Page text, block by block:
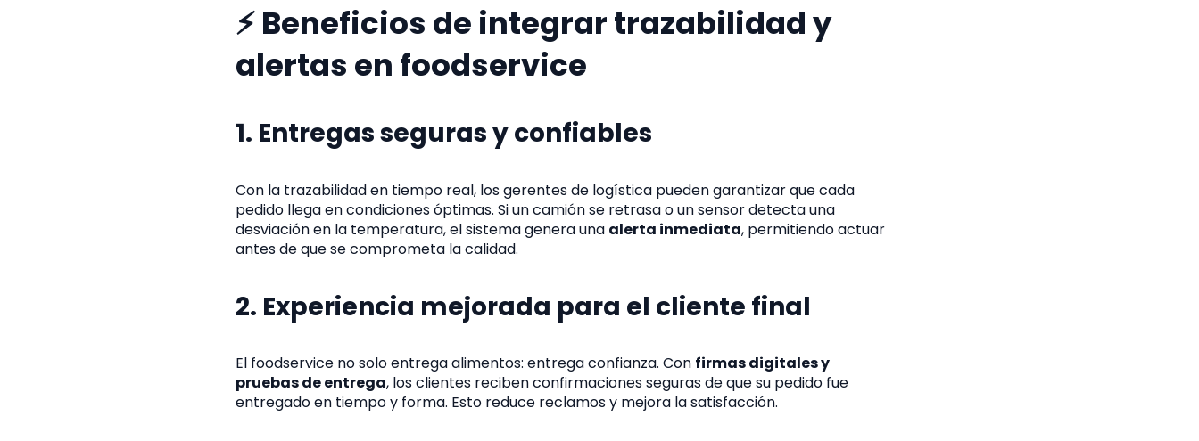
⚡ Beneficios de integrar trazabilidad y
alertas en foodservice
1. Entregas seguras y confiables
Con la trazabilidad en tiempo real, los gerentes de logística pueden garantizar que cada
pedido llega en condiciones óptimas. Si un camión se retrasa o un sensor detecta una
desviación en la temperatura, el sistema genera una alerta inmediata, permitiendo actuar
antes de que se comprometa la calidad.
2. Experiencia mejorada para el cliente final
El foodservice no solo entrega alimentos: entrega confianza. Con firmas digitales y
pruebas de entrega, los clientes reciben confirmaciones seguras de que su pedido fue
entregado en tiempo y forma. Esto reduce reclamos y mejora la satisfacción.